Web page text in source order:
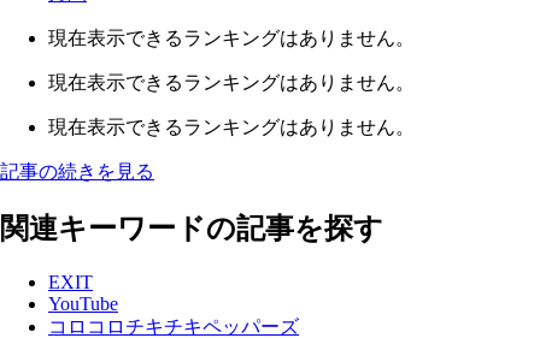
現在表示できるランキングはありません。
現在表示できるランキングはありません。
現在表示できるランキングはありません。
記事の続きを見る
関連キーワードの記事を探す
EXIT
YouTube
コロコロチキチキペッパーズ